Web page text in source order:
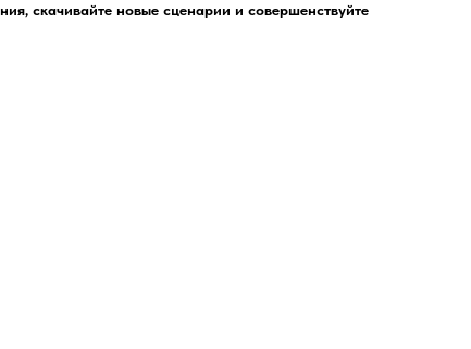
скачивайте новые сценарии и совершенствуйте